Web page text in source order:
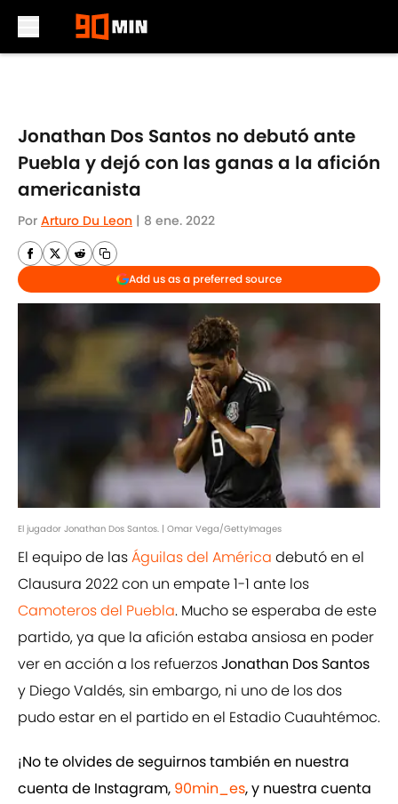
Jonathan Dos Santos no debutó ante
Puebla y dejó con las ganas a la afición
americanista
Por Arturo Du Leon | 8 ene. 2022
Add us as a preferred source
El jugador Jonathan Dos Santos. | Omar Vega/GettyImages
El equipo de lasÁguilas del América debutó en el
Clausura 2022 con un empate 1-1 ante los
Camoteros del Puebla. Mucho se esperaba de este
partido, ya que la afición estaba ansiosa en poder
ver en acción a los refuerzosJonathan Dos Santos
y Diego Valdés, sin embargo, ni uno de los dos
pudo estar en el partido en el Estadio Cuauhtémoc.
¡No te olvides de seguirnos también en nuestra
cuenta de Instagram, 90min_es, y nuestra cuenta